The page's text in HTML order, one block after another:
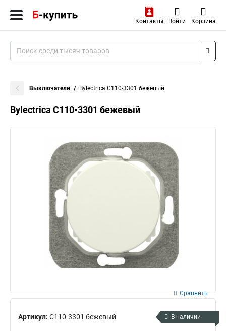
Контакты Войти Корзина
Выключатели Bylectrica С110-3301 бежевый
Bylectrica С110-3301 бежевый
Артикул: С110-3301 бежевый
Сравнить
В наличии